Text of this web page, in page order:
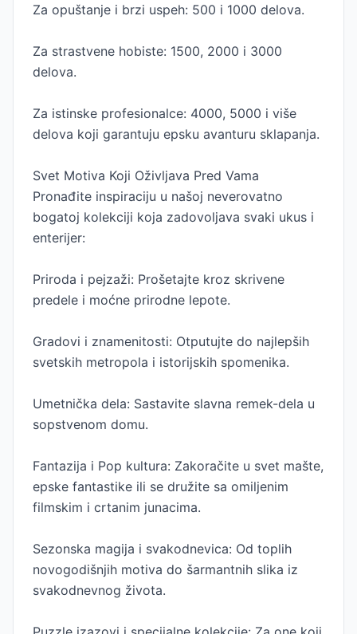
Za opuštanje i brzi uspeh: 500 i 1000 delova.
Za strastvene hobiste: 1500, 2000 i 3000
delova.
Za istinske profesionalce: 4000, 5000 i više
delova koji garantuju epsku avanturu sklapanja.
Svet Motiva Koji Oživljava Pred Vama
Pronađite inspiraciju u našoj neverovatno
bogatoj kolekciji koja zadovoljava svaki ukus i
enterijer:
Priroda i pejzaži: Prošetajte kroz skrivene
predele i moćne prirodne lepote.
Gradovi i znamenitosti: Otputujte do najlepših
svetskih metropola i istorijskih spomenika.
Umetnička dela: Sastavite slavna remek-dela u
sopstvenom domu.
Fantazija i Pop kultura: Zakoračite u svet mašte,
epske fantastike ili se družite sa omiljenim
filmskim i crtanim junacima.
Sezonska magija i svakodnevica: Od toplih
novogodišnjih motiva do šarmantnih slika iz
svakodnevnog života.